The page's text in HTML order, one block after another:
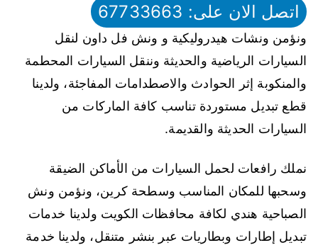
اتصل الان على: 67733663
ونؤمن ونشات هيدروليكية و ونش فل داون لنقل
السيارات الرياضية والحديثة وننقل السيارات المحطمة
والمنكوبة إثر الحوادث والاصطدامات المفاجئة، ولدينا
قطع تبديل مستوردة تناسب كافة الماركات من
السيارات الحديثة والقديمة.
نملك رافعات لحمل السيارات من الأماكن الضيقة
وسحبها للمكان المناسب وسطحة كرين، ونؤمن ونش
الصباحية هندي لكافة محافظات الكويت ولدينا خدمات
تبديل إطارات وبطاريات عبر بنشر متنقل، ولدينا خدمة